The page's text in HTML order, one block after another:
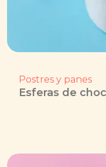
Postres y panes
Esferas de